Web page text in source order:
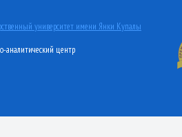
университет имени Янки Купалы
аналитический центр